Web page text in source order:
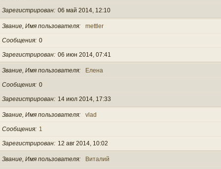
Зарегистрирован 06 май 2014, 12:10
Звание, Имя пользователя mettler
Сообщения 0
Зарегистрирован 06 июн 2014, 07:41
Звание, Имя пользователя Елена
Сообщения 0
Зарегистрирован 14 июл 2014, 17:33
Звание, Имя пользователя vlad
Сообщения 1
Зарегистрирован 12 авг 2014, 10:02
Звание, Имя пользователя Виталий